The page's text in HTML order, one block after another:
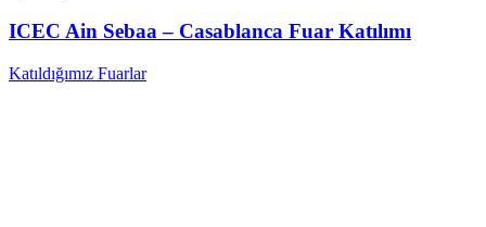
ICEC Ain Sebaa – Casablanca Fuar Katılımı
Katıldığımız Fuarlar